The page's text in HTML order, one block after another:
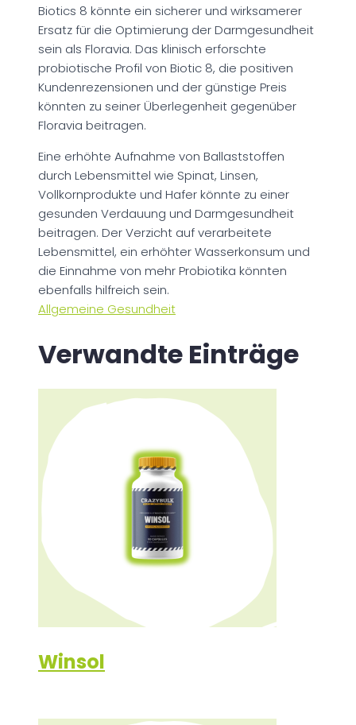
Biotics 8 könnte ein sicherer und wirksamerer
Ersatz für die Optimierung der Darmgesundheit
sein als Floravia. Das klinisch erforschte
probiotische Profil von Biotic 8, die positiven
Kundenrezensionen und der günstige Preis
könnten zu seiner Überlegenheit gegenüber
Floravia beitragen.
Eine erhöhte Aufnahme von Ballaststoffen
durch Lebensmittel wie Spinat, Linsen,
Vollkornprodukte und Hafer könnte zu einer
gesunden Verdauung und Darmgesundheit
beitragen. Der Verzicht auf verarbeitete
Lebensmittel, ein erhöhter Wasserkonsum und
die Einnahme von mehr Probiotika könnten
ebenfalls hilfreich sein.
Allgemeine Gesundheit
Verwandte Einträge
Winsol